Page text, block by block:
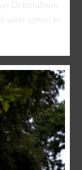
Debütalbum
wirkt schon in